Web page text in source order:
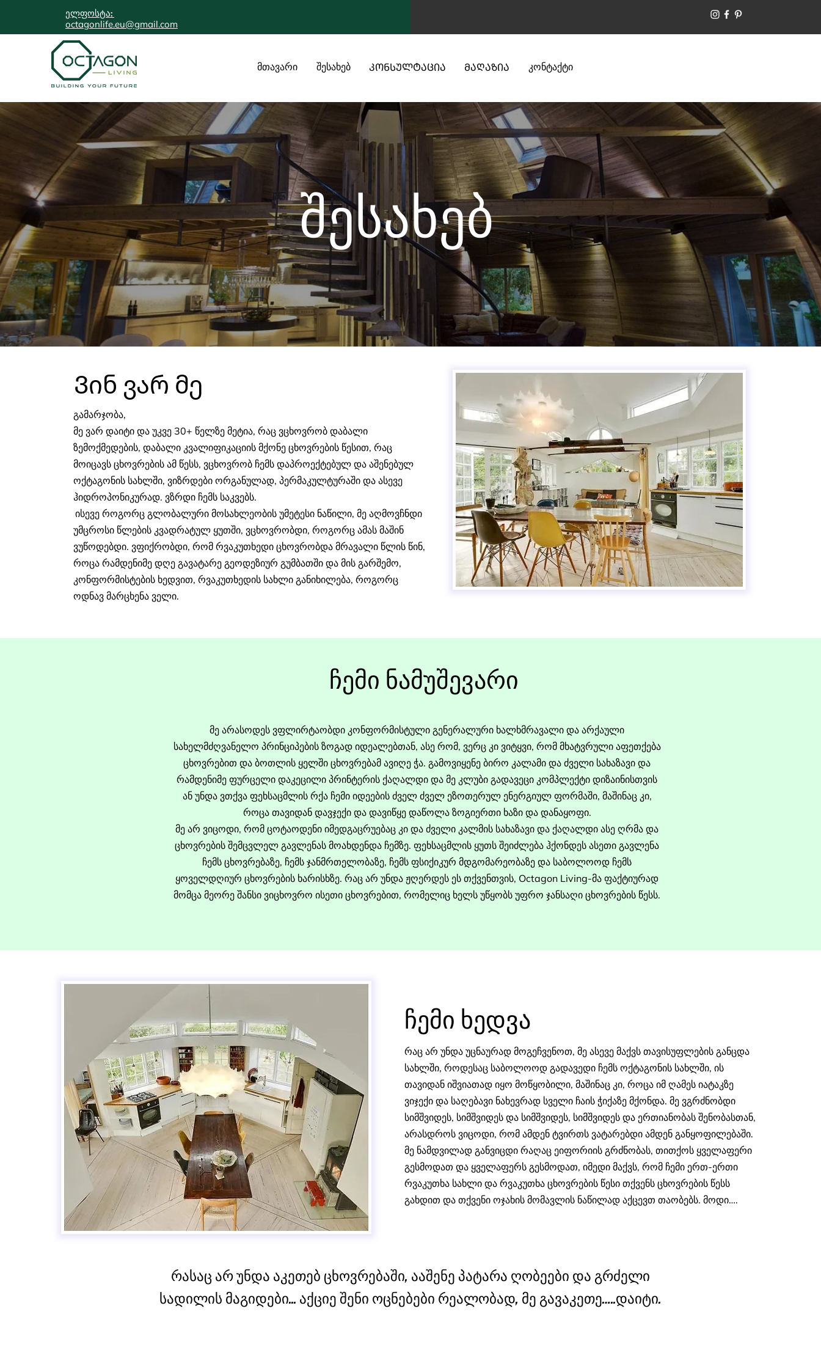
ელფოსტა:
octagonlife.eu@gmail.com
მთავარი შესახებ ᲙᲝᲜᲡᲣᲚᲢᲐᲪᲘᲐ ᲛᲐᲦᲐᲖᲘᲐ კონტაქტი
შესახებ
Ვინ ვარ მე
გამარჯობა,
მე ვარ დაიტი და უკვე 30+ წელზე მეტია, რაც ვცხოვრობ დაბალი
ზემოქმედების, დაბალი კვალიფიკაციის მქონე ცხოვრების წესით, რაც
მოიცავს ცხოვრების ამ წესს, ვცხოვრობ ჩემს დაპროექტებულ და აშენებულ
ოქტაგონის სახლში, ვიზრდები ორგანულად, პერმაკულტურაში და ასევე
ჰიდროპონიკურად. ვზრდი ჩემს საკვებს.
ისევე როგორც გლობალური მოსახლეობის უმეტესი ნაწილი, მე აღმოვჩნდი
უმცროსი წლების კვადრატულ ყუთში, ვცხოვრობდი, როგორც ამას მაშინ
ვუწოდებდი. ვფიქრობდი, რომ რვაკუთხედი ცხოვრობდა მრავალი წლის წინ,
როცა რამდენიმე დღე გავატარე გეოდეზიურ გუმბათში და მის გარშემო,
კონფორმისტების ხედვით, რვაკუთხედის სახლი განიხილება, როგორც
ოდნავ მარცხენა ველი.
ჩემი ნამუშევარი
მე არასოდეს ვფლირტაობდი კონფორმისტული გენერალური ხალხმრავალი და არქაული
სახელმძღვანელო პრინციპების ზოგად იდეალებთან, ასე რომ, ვერც კი ვიტყვი, რომ მხატვრული აფეთქება
ცხოვრებით და ბოთლის ყელში ცხოვრებამ ავიღე ჭა. გამოვიყენე ბირო კალამი და ძველი სახაზავი და
რამდენიმე ფურცელი დაკეცილი პრინტერის ქაღალდი და მე კლუბი გადავეცი კომპლექტი დიზაინისთვის
ან უნდა ვთქვა ფეხსაცმლის რქა ჩემი იდეების ძველ ძველ ეზოთერულ ენერგიულ ფორმაში, მაშინაც კი,
როცა თავიდან დავჯექი და დავიწყე დაწოლა ზოგიერთი ხაზი და დანაყოფი.
მე არ ვიცოდი, რომ ცოტაოდენი იმედგაცრუებაც კი და ძველი კალმის სახაზავი და ქაღალდი ასე ღრმა და
ცხოვრების შემცვლელ გავლენას მოახდენდა ჩემზე. ფეხსაცმლის ყუთს შეიძლება ჰქონდეს ასეთი გავლენა
ჩემს ცხოვრებაზე, ჩემს ჯანმრთელობაზე, ჩემს ფსიქიკურ მდგომარეობაზე და საბოლოოდ ჩემს
ყოველდღიურ ცხოვრების ხარისხზე. რაც არ უნდა ჟღერდეს ეს თქვენთვის, Octagon Living-მა ფაქტიურად
მომცა მეორე შანსი ვიცხოვრო ისეთი ცხოვრებით, რომელიც ხელს უწყობს უფრო ჯანსაღი ცხოვრების წესს.
ჩემი ხედვა
რაც არ უნდა უცნაურად მოგეჩვენოთ, მე ასევე მაქვს თავისუფლების განცდა
სახლში, როდესაც საბოლოოდ გადავედი ჩემს ოქტაგონის სახლში, ის
თავიდან იშვიათად იყო მოწყობილი, მაშინაც კი, როცა იმ ღამეს იატაკზე
ვიჯექი და საღებავი ნახევრად სველი ჩაის ჭიქაზე მქონდა. მე ვგრძნობდი
სიმშვიდეს, სიმშვიდეს და სიმშვიდეს, სიმშვიდეს და ერთიანობას შენობასთან,
არასდროს ვიცოდი, რომ ამდენ ტვირთს ვატარებდი ამდენ განყოფილებაში.
მე ნამდვილად განვიცდი რაღაც ეიფორიის გრძნობას, თითქოს ყველაფერი
გესმოდათ და ყველაფერს გესმოდათ, იმედი მაქვს, რომ ჩემი ერთ-ერთი
რვაკუთხა სახლი და რვაკუთხა ცხოვრების წესი თქვენს ცხოვრების წესს
გახდით და თქვენი ოჯახის მომავლის ნაწილად აქცევთ თაობებს. მოდი….
რასაც არ უნდა აკეთებ ცხოვრებაში, ააშენე პატარა ღობეები და გრძელი
სადილის მაგიდები... აქციე შენი ოცნებები რეალობად, მე გავაკეთე…..დაიტი.